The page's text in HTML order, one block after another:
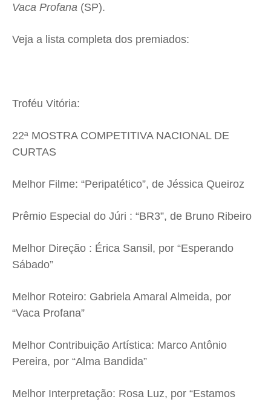
Vaca Profana (SP).
Veja a lista completa dos premiados:
Troféu Vitória:
22ª MOSTRA COMPETITIVA NACIONAL DE
CURTAS
Melhor Filme: “Peripatético”, de Jéssica Queiroz
Prêmio Especial do Júri : “BR3”, de Bruno Ribeiro
Melhor Direção : Érica Sansil, por “Esperando
Sábado”
Melhor Roteiro: Gabriela Amaral Almeida, por
“Vaca Profana”
Melhor Contribuição Artística: Marco Antônio
Pereira, por “Alma Bandida”
Melhor Interpretação: Rosa Luz, por “Estamos